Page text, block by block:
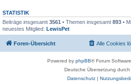
STATISTIK
Beiträge insgesamt 3561 • Themen insgesamt 893 •
neuestes Mitglied: LewisPet
Foren-Übersicht Alle Cookies
Powered by phpBB® Forum
Deutsche Übersetzung durch
Datenschutz|